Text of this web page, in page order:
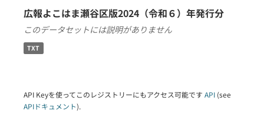
広報よこはま瀬谷区版2024（令和６）年発行分
このデータセットには説明がありません
TXT
API Keyを使ってこのレジストリーにもアクセス可能です API (see
APIドキュメント).